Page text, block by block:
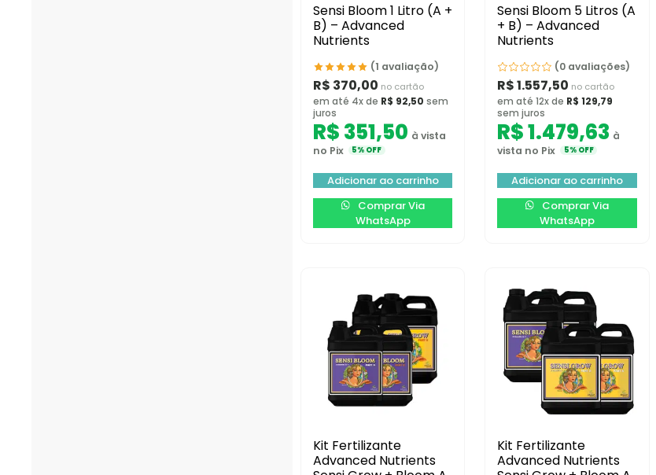
Sensi Bloom 1 Litro (A +
B) – Advanced
Nutrients
(1 avaliação)
R$ 370,00 no cartão
em até 4x de R$ 92,50 sem
juros
R$351,50 à vista
no Pix
5% OFF
Adicionar ao carrinho
Comprar Via
WhatsApp
Sensi Bloom 5 Litros (A
+ B) – Advanced
Nutrients
(0 avaliações)
R$1.557,50 no cartão
em até 12x de R$ 129,79
sem juros
R$1.479,63 à
vista no Pix
5% OFF
Adicionar ao carrinho
Comprar Via
WhatsApp
Kit Fertilizante
Advanced Nutrients
Kit Fertilizante
Advanced Nutrients